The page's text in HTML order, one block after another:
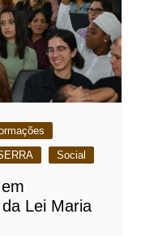
Social
Lei Maria